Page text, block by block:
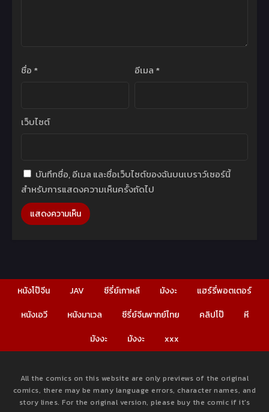
ชื่อ * อีเมล *
เว็บไซต์
บันทึกชื่อ, อีเมล และชื่อเว็บไซต์ของฉันบนเบราว์เซอร์นี้
สำหรับการแสดงความเห็นครั้งถัดไป
หนังโป๊จีน JAV ซีรี่ย์เกาหลี มังงะ
แฮร์รี่พอตเตอร์
หนังเอวี
หนังมาเวล ซีรี่ย์จีนพากย์ไทย คลิปโป๊
หี
มังงะ
มังงะ xxx
All the comics on this website are only previews of the original
comics, there may be many language errors, character names, and
story lines. For the original version, please buy the comic if it's